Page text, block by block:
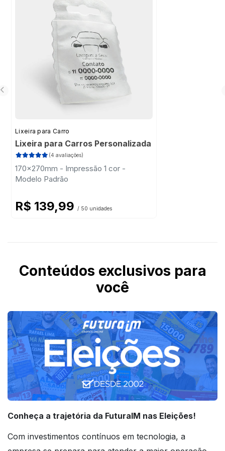
piso do carro no dia a dia contra sujeira,
água, lama e desgaste constante.
Lixeira para Carro
Lixeira para Carros Personalizada
(4 avaliações)
170x270mm - Impressão 1 cor -
Modelo Padrão
R$ 139,99 / 50 unidades
Conteúdos exclusivos para
você
Conheça a trajetória da FuturaIM nas Eleições!
Com investimentos contínuos em tecnologia, a